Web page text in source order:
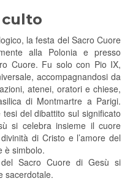
la festa del Sacro Cuore
alla Polonia e presso
Cuore. Fu solo con Pio IX,
accompagnandosi da
atenei, oratori e chiese,
di Montmartre a Parigi.
del dibattito sul significato
si celebra insieme il cuore
di Cristo e l’amore del
è simbolo.
del Sacro Cuore di Gesù si
sacerdotale.